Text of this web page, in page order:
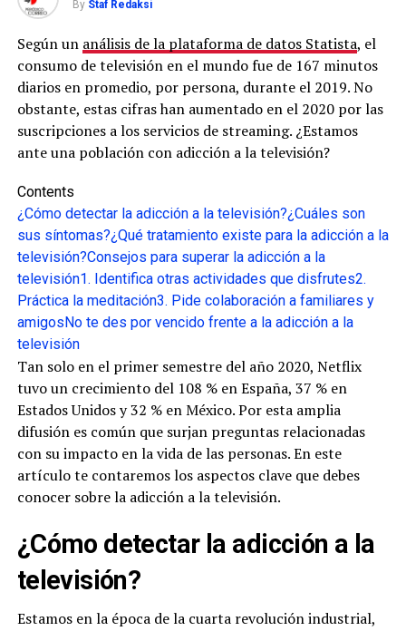
By Staf Redaksi
Según un análisis de la plataforma de datos Statista, el
consumo de televisión en el mundo fue de 167 minutos
diarios en promedio, por persona, durante el 2019. No
obstante, estas cifras han aumentado en el 2020 por las
suscripciones a los servicios de streaming. ¿Estamos
ante una población con adicción a la televisión?
Contents
¿Cómo detectar la adicción a la televisión?¿Cuáles son
sus síntomas?¿Qué tratamiento existe para la adicción a la
televisión?Consejos para superar la adicción a la
televisión1. Identifica otras actividades que disfrutes2.
Práctica la meditación3. Pide colaboración a familiares y
amigosNo te des por vencido frente a la adicción a la
televisión
Tan solo en el primer semestre del año 2020, Netflix
tuvo un crecimiento del 108 % en España, 37 % en
Estados Unidos y 32 % en México. Por esta amplia
difusión es común que surjan preguntas relacionadas
con su impacto en la vida de las personas. En este
artículo te contaremos los aspectos clave que debes
conocer sobre la adicción a la televisión.
¿Cómo detectar la adicción a la
televisión?
Estamos en la época de la cuarta revolución industrial,